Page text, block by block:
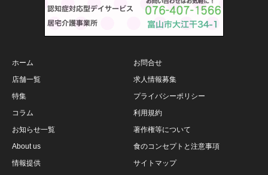
ホーム
店舗一覧
特集
コラム
お知らせ一覧
About us
情報提供
お問合せ
求人情報募集
プライバシーポリシー
利用規約
著作権等について
食のコンセプトと注意事項
サイトマップ